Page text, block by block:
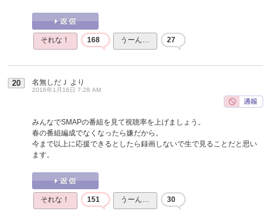
それな！ 168 うーん… 27
20 名無しだＪ より
2016年1月16日 7:28 AM
みんなでSMAPの番組を見て視聴率を上げましょう。
春の番組編成でなくなったら嫌だから。
今まで以上に応援できるとしたら録画しないで生で見ることだと思い
ます。
それな！ 151 うーん… 30